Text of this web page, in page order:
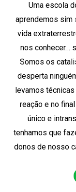
Uma escola
aprendemos sim
vida
nos conhecer…
Somos os
desperta
levamos
reação e no
único e
tenhamos que
donos de nosso